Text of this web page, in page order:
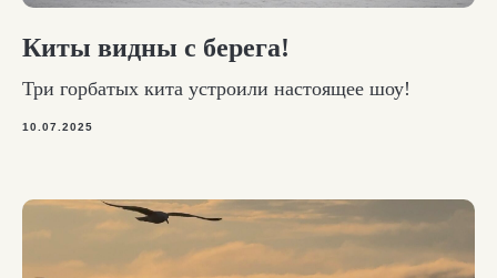
Киты видны с берега!
Три горбатых кита устроили настоящее шоу!
10.07.2025